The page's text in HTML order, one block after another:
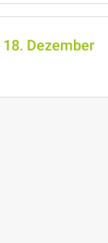
18. Dezember